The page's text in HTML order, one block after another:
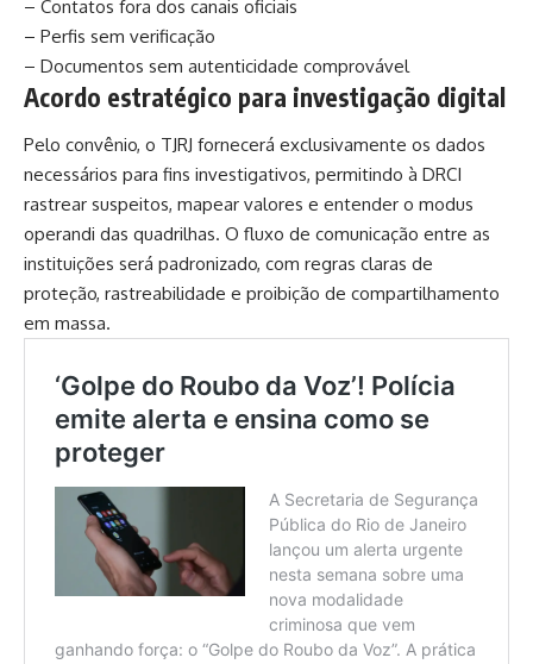
– Contatos fora dos canais oficiais
– Perfis sem verificação
– Documentos sem autenticidade comprovável
Acordo estratégico para investigação digital
Pelo convênio, o TJRJ fornecerá exclusivamente os dados
necessários para fins investigativos, permitindo à DRCI
rastrear suspeitos, mapear valores e entender o modus
operandi das quadrilhas. O fluxo de comunicação entre as
instituições será padronizado, com regras claras de
proteção, rastreabilidade e proibição de compartilhamento
em massa.